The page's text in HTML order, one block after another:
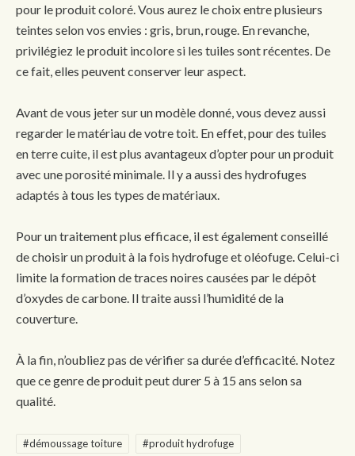
pour le produit coloré. Vous aurez le choix entre plusieurs
teintes selon vos envies : gris, brun, rouge. En revanche,
privilégiez le produit incolore si les tuiles sont récentes. De
ce fait, elles peuvent conserver leur aspect.
Avant de vous jeter sur un modèle donné, vous devez aussi
regarder le matériau de votre toit. En effet, pour des tuiles
en terre cuite, il est plus avantageux d’opter pour un produit
avec une porosité minimale. Il y a aussi des hydrofuges
adaptés à tous les types de matériaux.
Pour un traitement plus efficace, il est également conseillé
de choisir un produit à la fois hydrofuge et oléofuge. Celui-ci
limite la formation de traces noires causées par le dépôt
d’oxydes de carbone. Il traite aussi l’humidité de la
couverture.
À la fin, n’oubliez pas de vérifier sa durée d’efficacité. Notez
que ce genre de produit peut durer 5 à 15 ans selon sa
qualité.
#démoussage toiture #produit hydrofuge